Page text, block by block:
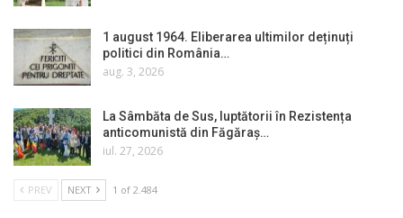
1 august 1964. Eliberarea ultimilor deținuți
politici din România…
aug. 3, 2026
La Sâmbăta de Sus, luptătorii în Rezistența
anticomunistă din Făgăraș…
iul. 27, 2026
PREV NEXT 1 of 2.484